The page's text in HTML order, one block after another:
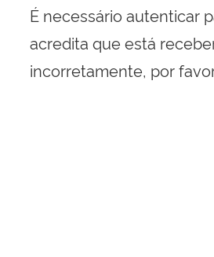
É necessário autenticar
acredita que está
incorretamente, por